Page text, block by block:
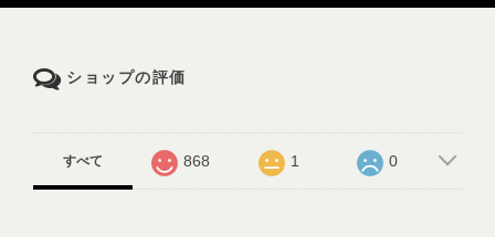
ショップの評価
すべて 868 1 0